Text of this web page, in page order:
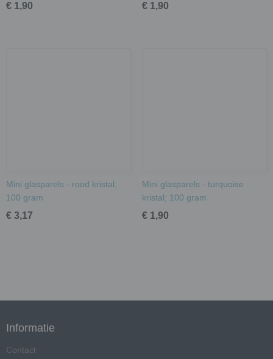
€ 1,90 € 1,90
Mini glasparels - rood kristal;
100 gram
€ 3,17
Mini glasparels - turquoise
kristal; 100 gram
€ 1,90
Informatie
Contact